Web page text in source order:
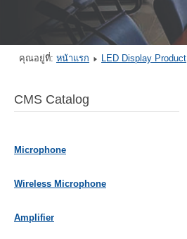
คุณอยู่ที่: หน้าแรก LED Display Product
CMS Catalog
Microphone
Wireless Microphone
Amplifier